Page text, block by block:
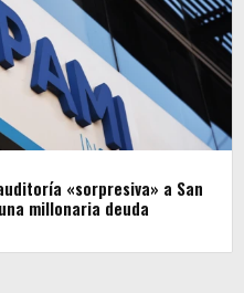
«sorpresiva» a San
millonaria deuda